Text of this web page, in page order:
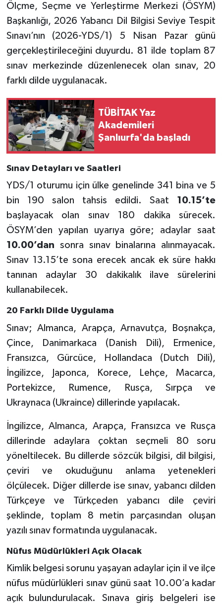
Ölçme, Seçme ve Yerleştirme Merkezi (ÖSYM)
Başkanlığı, 2026 Yabancı Dil Bilgisi Seviye Tespit
Sınavı’nın (2026-YDS/1) 5 Nisan Pazar günü
gerçekleştirileceğini duyurdu. 81 ilde toplam 87
sınav merkezinde düzenlenecek olan sınav, 20
farklı dilde uygulanacak.
TÜBİTAK Yaz
Akademileri
Şanlıurfa'da başladı
Sınav Detayları ve Saatleri
YDS/1 oturumu için ülke genelinde 341 bina ve 5
bin 190 salon tahsis edildi. Saat 10.15’te
başlayacak olan sınav 180 dakika sürecek.
ÖSYM’den yapılan uyarıya göre; adaylar saat
10.00’dan sonra sınav binalarına alınmayacak.
Sınav 13.15’te sona erecek ancak ek süre hakkı
tanınan adaylar 30 dakikalık ilave sürelerini
kullanabilecek.
20 Farklı Dilde Uygulama
Sınav; Almanca, Arapça, Arnavutça, Boşnakça,
Çince, Danimarkaca (Danish Dili), Ermenice,
Fransızca, Gürcüce, Hollandaca (Dutch Dili),
İngilizce, Japonca, Korece, Lehçe, Macarca,
Portekizce, Rumence, Rusça, Sırpça ve
Ukraynaca (Ukraince) dillerinde yapılacak.
İngilizce, Almanca, Arapça, Fransızca ve Rusça
dillerinde adaylara çoktan seçmeli 80 soru
yöneltilecek. Bu dillerde sözcük bilgisi, dil bilgisi,
çeviri ve okuduğunu anlama yetenekleri
ölçülecek. Diğer dillerde ise sınav, yabancı dilden
Türkçeye ve Türkçeden yabancı dile çeviri
şeklinde, toplam 8 metin parçasından oluşan
yazılı sınav formatında uygulanacak.
Nüfus Müdürlükleri Açık Olacak
Kimlik belgesi sorunu yaşayan adaylar için il ve ilçe
nüfus müdürlükleri sınav günü saat 10.00’a kadar
açık bulundurulacak. Sınava giriş belgeleri ise